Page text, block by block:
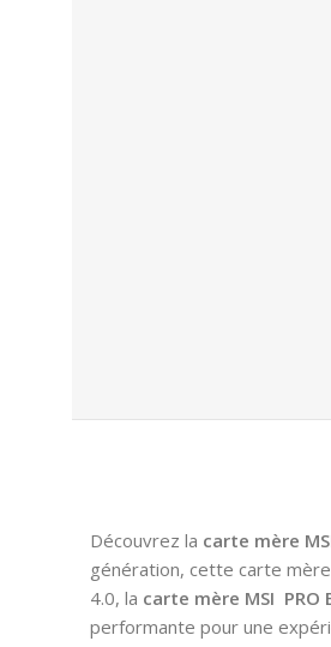
Découvrez la carte mère
génération, cette carte
4.0, la carte mère MSI PRO
performante pour une